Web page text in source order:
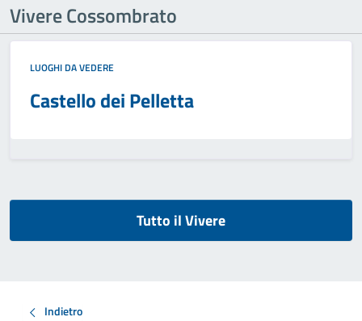
Vivere Cossombrato
LUOGHI DA VEDERE
Castello dei Pelletta
Tutto il Vivere
Indietro